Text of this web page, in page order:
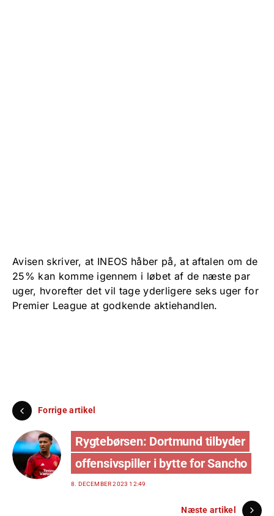
Avisen skriver, at INEOS håber på, at aftalen om de
25% kan komme igennem i løbet af de næste par
uger, hvorefter det vil tage yderligere seks uger for
Premier League at godkende aktiehandlen.
Forrige artikel
Rygtebørsen: Dortmund tilbyder
offensivspiller i bytte for Sancho
8. DECEMBER 2023 12:49
Næste artikel